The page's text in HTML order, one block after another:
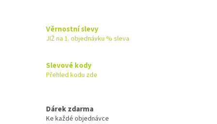
Věrnostní slevy
JIŽ na 1. objednávku % sleva
Slevové kody
Přehled kodu zde
Dárek zdarma
Ke každé objednávce